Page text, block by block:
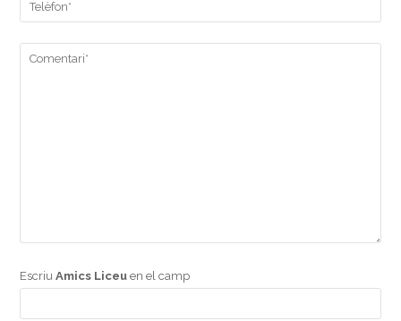
EscriuAmics Liceu en el camp